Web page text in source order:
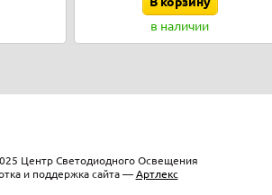
в наличии
Центр Светодиодного Освещения
и поддержка сайта — Артлекс